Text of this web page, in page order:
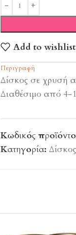
Add to wishlist
Περιγραφή
Δίσκος σε χρυσή
Διαθέσιμο από 4-
Κωδικός
Κατηγορία: